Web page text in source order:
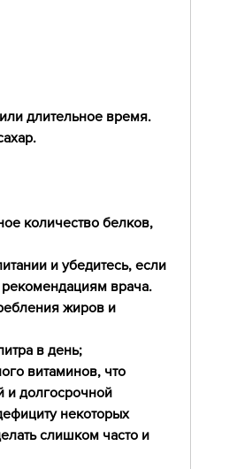
количество белков,
и убедитесь, если
врача.
жиров и
в день;
витаминов, что
и долгосрочной
некоторых
слишком часто и